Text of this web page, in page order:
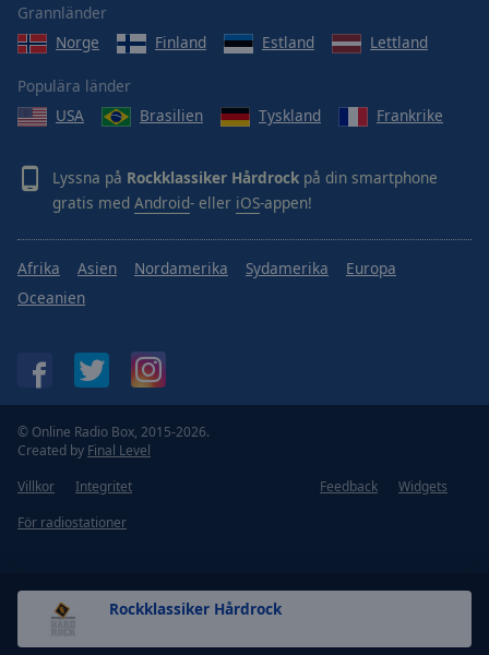
Rockklassiker Hårdrock
Grannländer
Norge
Finland Estland Lettland
Populära länder
USA
Brasilien Tyskland Frankrike
Lyssna på Rockklassiker Hårdrock på din smartphone
gratis med Android- eller iOS-appen!
Afrika Asien Nordamerika Sydamerika
Europa
Oceanien
© Online Radio Box, 2015-2026.
Created by Final Level
Villkor
Integritet Feedback
Widgets
För radiostationer